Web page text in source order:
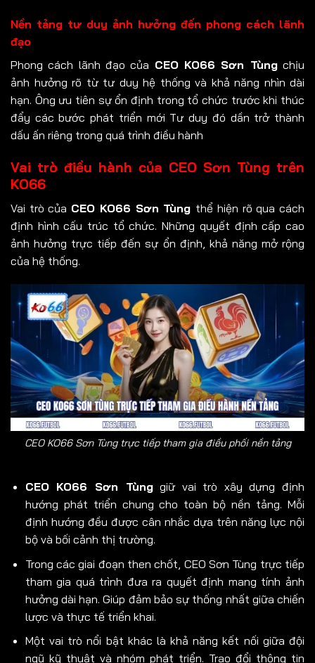
Nền tảng tư duy ảnh hưởng đến phong cách lãnh
đạo
Phong cách lãnh đạo của CEO KO66 Sơn Tùngchịu
ảnh hưởng rõ từ tư duy hệ thống và khả năng nhìn dài
hạn. Ông ưu tiên sự ổn định trong tổ chức trước khi thúc
đẩy các bước phát triển mới Tư duy đó dần trở thành
dấu ấn riêng trong quá trình điều hành
Vai trò điều hành của CEO Sơn Tùng trên
KO66
Vai trò của CEO KO66 Sơn Tùng thể hiện rõ qua cách
định hình cấu trúc tổ chức. Những quyết định cấp cao
ảnh hưởng trực tiếp đến sự ổn định, khả năng mở rộng
của hệ thống.
CEO KO66 Sơn Tùng trực tiếp tham gia điều phối nền tảng
CEO KO66 Sơn Tùnggiữ vai trò xây dựng định
hướng phát triển chung cho toàn bộ nền tảng. Mỗi
định hướng đều được cân nhắc dựa trên năng lực nội
bộ và bối cảnh thị trường.
Trong các giai đoạn then chốt, CEO Sơn Tùng trực tiếp
tham gia quá trình đưa ra quyết định mang tính ảnh
hưởng dài hạn. Giúp đảm bảo sự thống nhất giữa chiến
lược và thực tế triển khai.
Một vai trò nổi bật khác là khả năng kết nối giữa đội
ngũ kỹ thuật và nhóm phát triển. Trao đổi thông tin